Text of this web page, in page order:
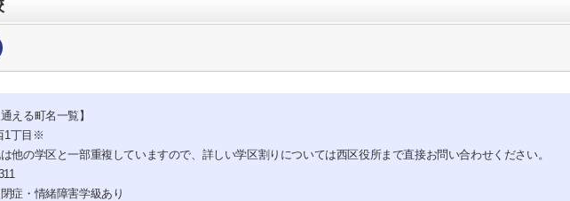
える町名一覧】
1丁目※
他の学区と一部重複していますので、詳しい学区割りについては西区役所まで直接お問い合わせください。
症・情緒障害学級あり